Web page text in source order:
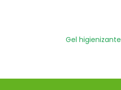
Gel higienizante